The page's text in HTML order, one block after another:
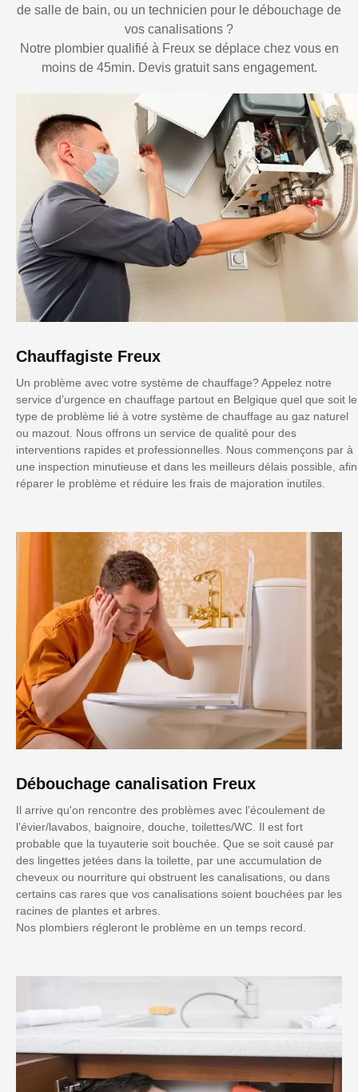
de salle de bain, ou un technicien pour le débouchage de
vos canalisations ?
Notre plombier qualifié à Freux se déplace chez vous en
moins de 45min. Devis gratuit sans engagement.
Chauffagiste Freux
Un problème avec votre système de chauffage? Appelez notre
service d’urgence en chauffage partout en Belgique quel que soit le
type de problème lié à votre système de chauffage au gaz naturel
ou mazout. Nous offrons un service de qualité pour des
interventions rapides et professionnelles. Nous commençons par à
une inspection minutieuse et dans les meilleurs délais possible, afin
réparer le problème et réduire les frais de majoration inutiles.
Débouchage canalisation Freux
Il arrive qu'on rencontre des problèmes avec l’écoulement de
l’évier/lavabos, baignoire, douche, toilettes/WC. Il est fort
probable que la tuyauterie soit bouchée. Que se soit causé par
des lingettes jetées dans la toilette, par une accumulation de
cheveux ou nourriture qui obstruent les canalisations, ou dans
certains cas rares que vos canalisations soient bouchées par les
racines de plantes et arbres.
Nos plombiers régleront le problème en un temps record.